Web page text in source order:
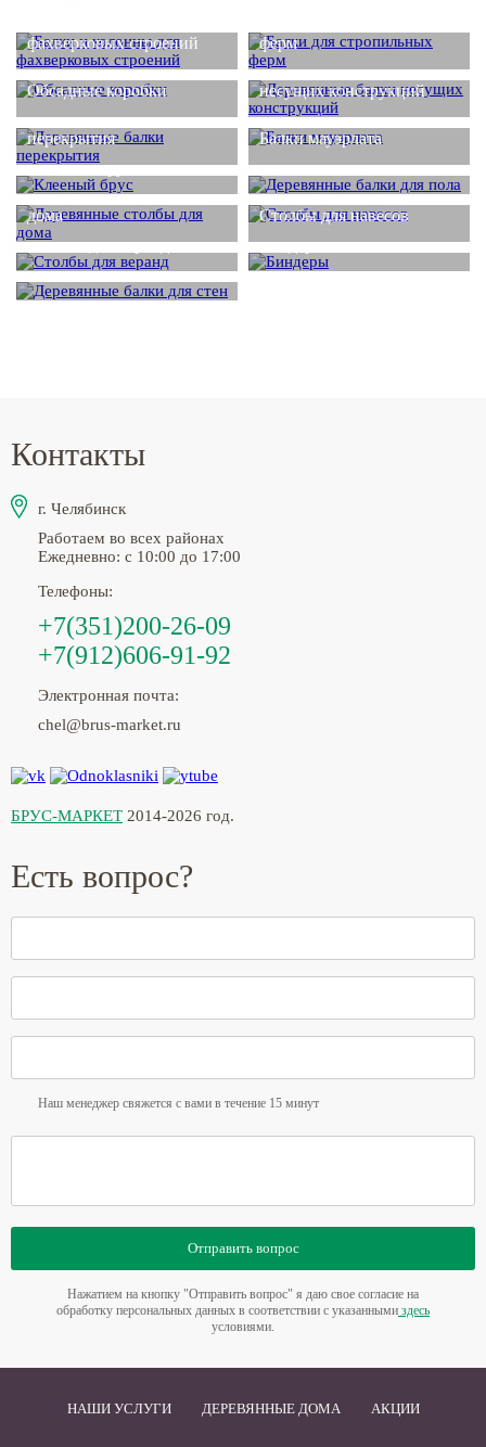
фахверковых строений
ферм
Обсадные коробки
Деревянные балки
несущих конструкций
Деревянные балки
перекрытия
Балки мауэрлата
Клееный брус
Деревянные балки для
пола
Деревянные столбы для
дома
Столбы для навесов
Столбы для веранд
Биндеры
Деревянные балки для
стен
Контакты
г. Челябинск
Работаем во всех районах
Ежедневно: с 10:00 до 17:00
Телефоны:
+7(351)200-26-09
+7(912)606-91-92
Электронная почта:
chel@brus-market.ru
БРУС-МАРКЕТ 2014-2026 год.
Есть вопрос?
Наш менеджер свяжется с вами в течение 15 минут
Отправить вопрос
Нажатием на кнопку "Отправить вопрос" я даю свое согласие на
обработку персональных данных в соответствии с указанными здесь
условиями.
НАШИ УСЛУГИ ДЕРЕВЯННЫЕ ДОМА АКЦИИ